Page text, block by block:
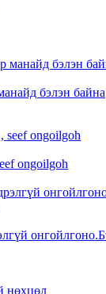
бэлэн байна
ongoilgoh
нөхцөл